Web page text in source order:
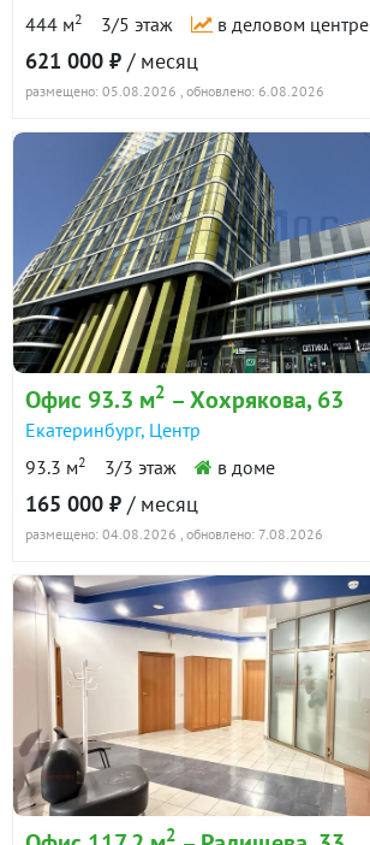
444 м2 3/5 этаж в деловом центре
621 000 ₽ / месяц
размещено: 05.08.2026 , обновлено: 6.08.2026
Офис 93.3 м2 – Хохрякова, 63
Екатеринбург, Центр
93.3 м2 3/3 этаж в доме
165 000 ₽ / месяц
размещено: 04.08.2026 , обновлено: 7.08.2026
2